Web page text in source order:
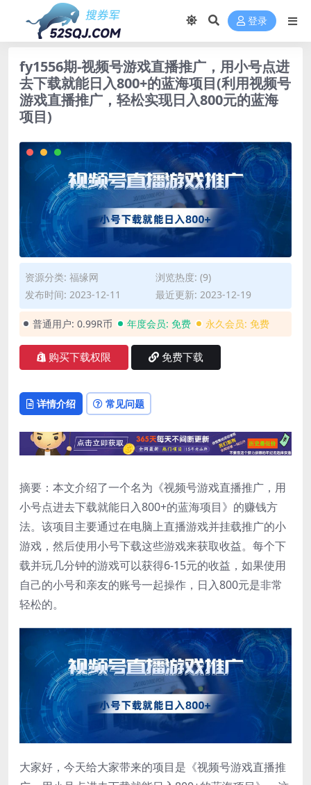
登录
fy1556期-视频号游戏直播推广，用小号点进
去下载就能日入800+的蓝海项目(利用视频号
游戏直播推广，轻松实现日入800元的蓝海
项目)
资源分类: 福缘网
浏览热度: (9)
发布时间: 2023-12-11
最近更新: 2023-12-19
普通用户: 0.99R币 年度会员: 免费 永久会员: 免费
购买下载权限 免费下载
详情介绍 常见问题
摘要：本文介绍了一个名为《视频号游戏直播推广，用
小号点进去下载就能日入800+的蓝海项目》的赚钱方
法。该项目主要通过在电脑上直播游戏并挂载推广的小
游戏，然后使用小号下载这些游戏来获取收益。每个下
载并玩几分钟的游戏可以获得6-15元的收益，如果使用
自己的小号和亲友的账号一起操作，日入800元是非常
轻松的。
大家好，今天给大家带来的项目是《视频号游戏直播推